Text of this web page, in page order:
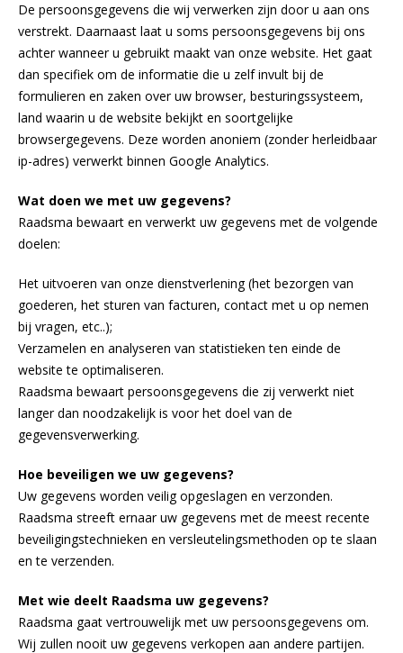
De persoonsgegevens die wij verwerken zijn door u aan ons
verstrekt. Daarnaast laat u soms persoonsgegevens bij ons
achter wanneer u gebruikt maakt van onze website. Het gaat
dan specifiek om de informatie die u zelf invult bij de
formulieren en zaken over uw browser, besturingssysteem,
land waarin u de website bekijkt en soortgelijke
browsergegevens. Deze worden anoniem (zonder herleidbaar
ip-adres) verwerkt binnen Google Analytics.
Wat doen we met uw gegevens?
Raadsma bewaart en verwerkt uw gegevens met de volgende
doelen:
Het uitvoeren van onze dienstverlening (het bezorgen van
goederen, het sturen van facturen, contact met u op nemen
bij vragen, etc..);
Verzamelen en analyseren van statistieken ten einde de
website te optimaliseren.
Raadsma bewaart persoonsgegevens die zij verwerkt niet
langer dan noodzakelijk is voor het doel van de
gegevensverwerking.
Hoe beveiligen we uw gegevens?
Uw gegevens worden veilig opgeslagen en verzonden.
Raadsma streeft ernaar uw gegevens met de meest recente
beveiligingstechnieken en versleutelingsmethoden op te slaan
en te verzenden.
Met wie deelt Raadsma uw gegevens?
Raadsma gaat vertrouwelijk met uw persoonsgegevens om.
Wij zullen nooit uw gegevens verkopen aan andere partijen.